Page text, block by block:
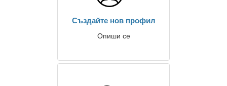
Създайте нов профил
Опиши се